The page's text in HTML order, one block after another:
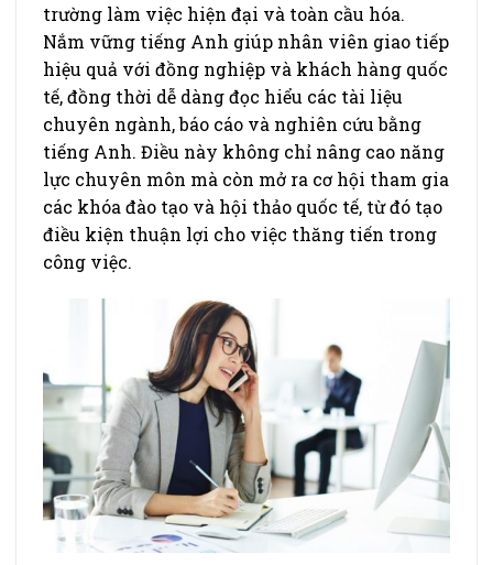
trường làm việc hiện đại và toàn cầu hóa.
Nắm vững tiếng Anh giúp nhân viên giao tiếp
hiệu quả với đồng nghiệp và khách hàng quốc
tế, đồng thời dễ dàng đọc hiểu các tài liệu
chuyên ngành, báo cáo và nghiên cứu bằng
tiếng Anh. Điều này không chỉ nâng cao năng
lực chuyên môn mà còn mở ra cơ hội tham gia
các khóa đào tạo và hội thảo quốc tế, từ đó tạo
điều kiện thuận lợi cho việc thăng tiến trong
công việc.